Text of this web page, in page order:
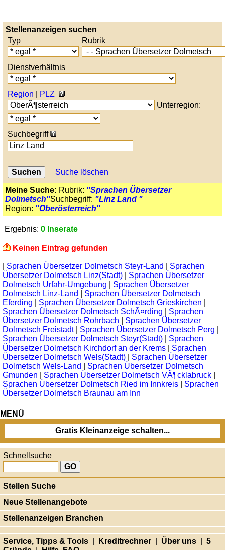
Stellenanzeigen suchen
Typ
Rubrik
Dienstverhältnis
Region
PLZ
Unterregion:
Suchbegriff
Suche löschen
Meine Suche: Rubrik: "Sprachen Übersetzer
Dolmetsch"Suchbegriff: "Linz Land "
Region: "Oberösterreich"
Ergebnis: 0 Inserate
Keinen Eintrag gefunden
Sprachen Übersetzer Dolmetsch Steyr-Land
Sprachen
Übersetzer Dolmetsch Linz(Stadt)
Sprachen Übersetzer
Dolmetsch Urfahr-Umgebung
Sprachen Übersetzer
Dolmetsch Linz-Land
Sprachen Übersetzer Dolmetsch
Eferding
Sprachen Übersetzer Dolmetsch Grieskirchen
Sprachen Übersetzer Dolmetsch SchÃ¤rding
Sprachen
Übersetzer Dolmetsch Rohrbach
Sprachen Übersetzer
Dolmetsch Freistadt| Sprachen Übersetzer Dolmetsch Perg
Sprachen Übersetzer Dolmetsch Steyr(Stadt)
Sprachen
Übersetzer Dolmetsch Kirchdorf an der Krems
Sprachen
Übersetzer Dolmetsch Wels(Stadt)
Sprachen Übersetzer
Dolmetsch Wels-Land
Sprachen Übersetzer Dolmetsch
Gmunden
Sprachen Übersetzer Dolmetsch VÃ¶cklabruck
Sprachen Übersetzer Dolmetsch Ried im Innkreis
Sprachen
Übersetzer Dolmetsch Braunau am Inn
MENÜ
Gratis Kleinanzeige schalten...
Schnellsuche
Stellen Suche
Neue Stellenangebote
Stellenanzeigen Branchen
Service, Tipps & Tools Kreditrechner Über uns
5